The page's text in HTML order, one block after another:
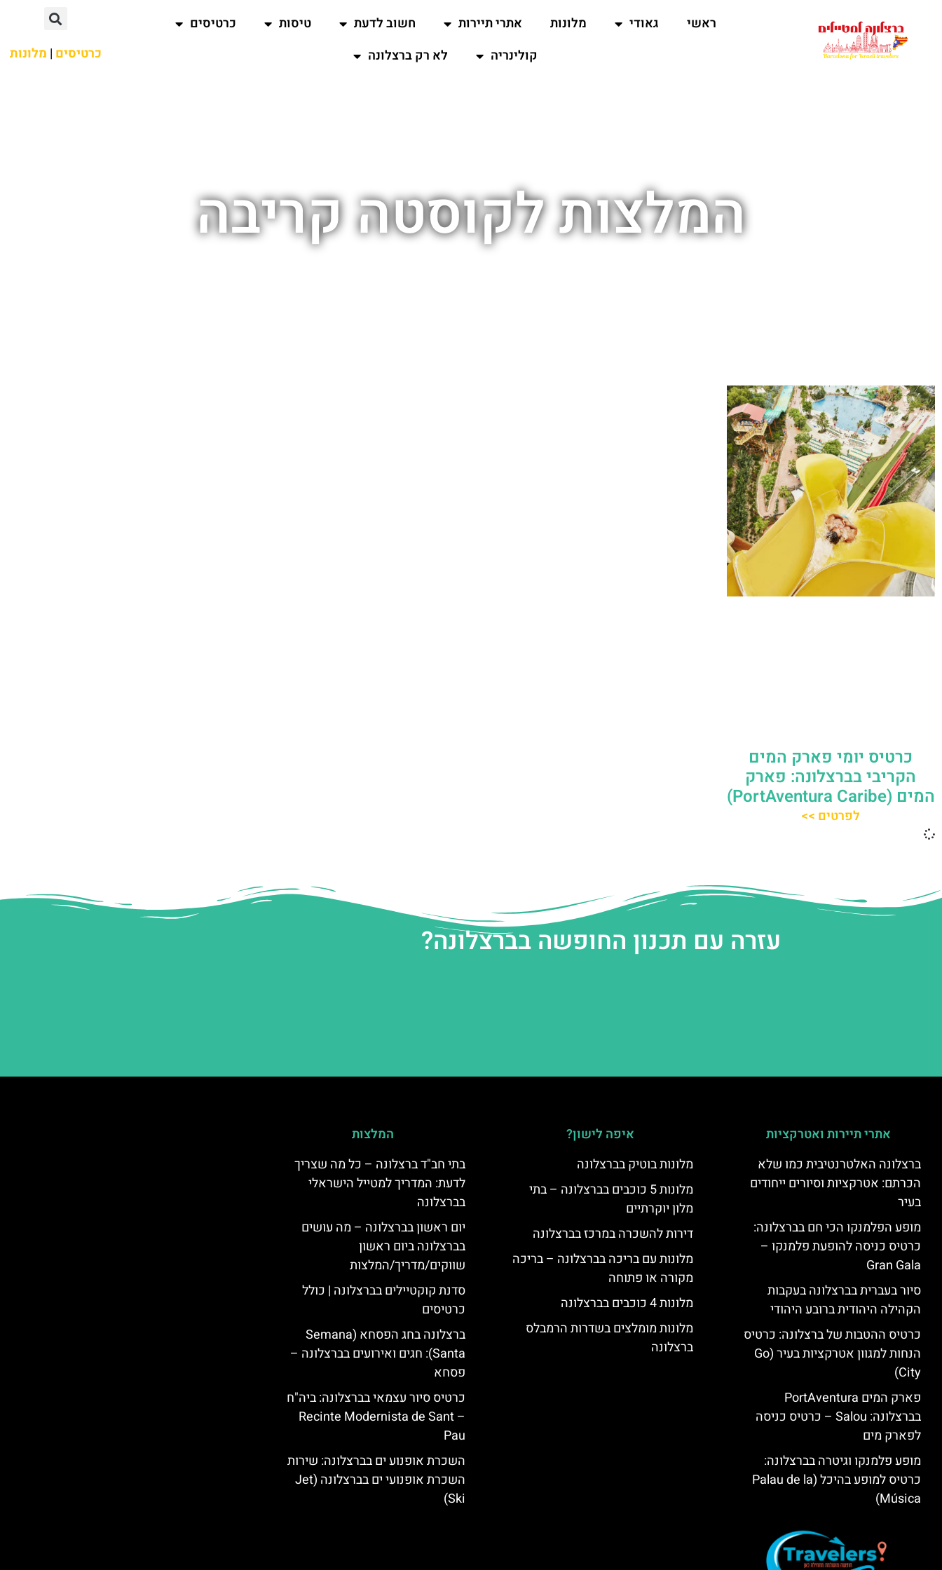
ראשי גאודי מלונות אתרי תיירות חשוב לדעת טיסות
כרטיסים
קולינריה
לא רק ברצלונה כרטיסים | מלונות
המלצות לקוסטה קריבה
כרטיס יומי פארק המים
הקריבי בברצלונה: פארק
המים (PortAventura Caribe)
לפרטים >>
עזרה עם תכנון החופשה בברצלונה?
אתרי תיירות ואטרקציות
ברצלונה האלטרנטיבית כמו שלא
הכרתם: אטרקציות וסיורים ייחודים
בעיר
מופע הפלמנקו הכי חם בברצלונה:
כרטיס כניסה להופעת פלמנקו –
Gran Gala
סיור בעברית בברצלונה בעקבות
הקהילה היהודית ברובע היהודי
כרטיס ההטבות של ברצלונה: כרטיס
הנחות למגוון אטרקציות בעיר (Go
City)
פארק המים PortAventura
בברצלונה: Salou – כרטיס כניסה
לפארק מים
מופע פלמנקו וגיטרה בברצלונה:
כרטיס למופע בהיכל (Palau de la
Música)
איפה לישון?
מלונות בוטיק בברצלונה
מלונות 5 כוכבים בברצלונה – בתי
מלון יוקרתיים
דירות להשכרה במרכז בברצלונה
מלונות עם בריכה בברצלונה – בריכה
מקורה או פתוחה
מלונות 4 כוכבים בברצלונה
מלונות מומלצים בשדרות הרמבלס
ברצלונה
המלצות
בתי חב"ד ברצלונה – כל מה שצריך
לדעת: המדריך למטייל הישראלי
בברצלונה
יום ראשון בברצלונה – מה עושים
בברצלונה ביום ראשון
שווקים/מדריך/המלצות
סדנת קוקטיילים בברצלונה | כולל
כרטיסים
ברצלונה בחג הפסחא (Semana
Santa): חגים ואירועים בברצלונה –
פסחא
כרטיס סיור עצמאי בברצלונה: ביה"ח
– Recinte Modernista de Sant
Pau
השכרת אופנוע ים בברצלונה: שירות
השכרת אופנועי ים בברצלונה (Jet
Ski)